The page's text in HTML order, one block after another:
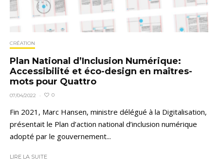
CRÉATION
Plan National d’Inclusion Numérique:
Accessibilité et éco-design en maîtres-
mots pour Quattro
07/04/2022 · 0
Fin 2021, Marc Hansen, ministre délégué à la Digitalisation,
présentait le Plan d’action national d’inclusion numérique
adopté par le gouvernement...
LIRE LA SUITE